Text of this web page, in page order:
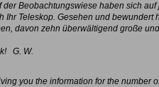
der Beobachtungswiese haben sich
Ihr Teleskop. Gesehen und bewundert
davon zehn überwältigend große
G. W.
you the information for the number